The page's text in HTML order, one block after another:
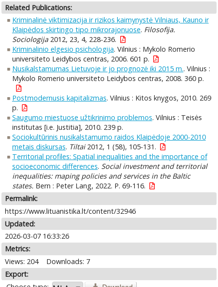
Related Publications:
Kriminalinė viktimizacija ir rizikos kaimynystė Vilniaus, Kauno ir
Klaipėdos skirtingo tipo mikrorajonuose. Filosofija.
Sociologija2012, 23, 4, 228-236.
Kriminalinio elgesio psichologija. Vilnius : Mykolo Romerio
universiteto Leidybos centras, 2006. 601 p.
Nusikalstamumas Lietuvoje ir jo prognozė iki 2015 m.. Vilnius :
Mykolo Romerio universiteto Leidybos centras, 2008. 360 p.
Postmodernusis kapitalizmas. Vilnius : Kitos knygos, 2010. 269
p.
Saugumo miestuose užtikrinimo problemos. Vilnius : Teisės
institutas [i.e. Justitia], 2010. 239 p.
Sociokultūrinis nusikalstamumo raidos Klaipėdoje 2000-2010
metais diskursas. Tiltai2012, 1 (58), 105-131.
Territorial profiles: Spatial inequalities and the importance of
socioeconomic differences. Social investment and territorial
inequalities: maping policies and services in the Baltic
states. Bern : Peter Lang, 2022. P. 69-116.
Permalink:
https://www.lituanistika.lt/content/32946
Updated:
2026-03-07 16:33:26
Metrics:
Views: 204
Downloads: 7
Export: